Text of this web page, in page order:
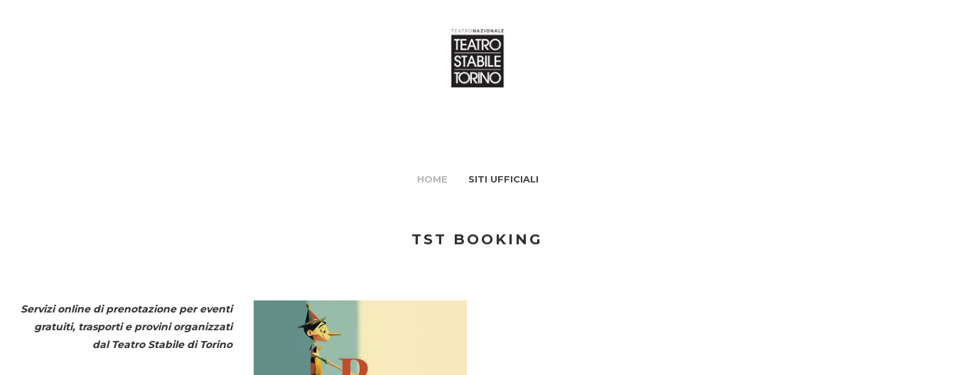
HOME SITI UFFICIALI
TST BOOKING
Servizi online di prenotazione per eventi
gratuiti, trasporti e provini organizzati
dal Teatro Stabile di Torino